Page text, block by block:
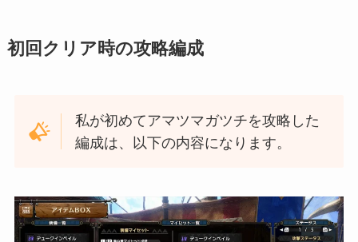
初回クリア時の攻略編成
私が初めてアマツマガツチを攻略した
編成は、以下の内容になります。